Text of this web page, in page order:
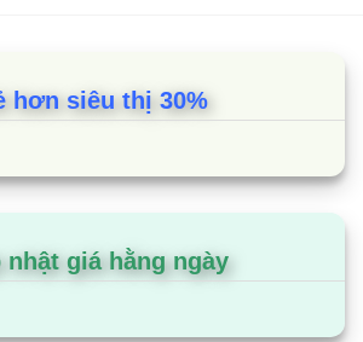
hơn siêu thị 30%
nhật giá hằng ngày